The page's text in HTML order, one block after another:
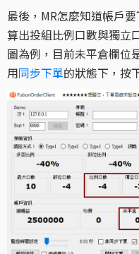
最後，MR怎麼知道帳戶
算出投組比例口數與獨立
圖為例，目前未平倉欄位
用同步下單的狀態下，按